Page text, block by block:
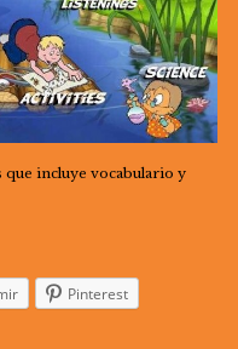
incluye vocabulario y
Pinterest